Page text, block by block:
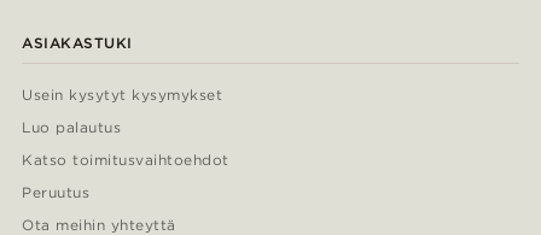
ASIAKASTUKI
Usein kysytyt kysymykset
Luo palautus
Katso toimitusvaihtoehdot
Peruutus
Ota meihin yhteyttä